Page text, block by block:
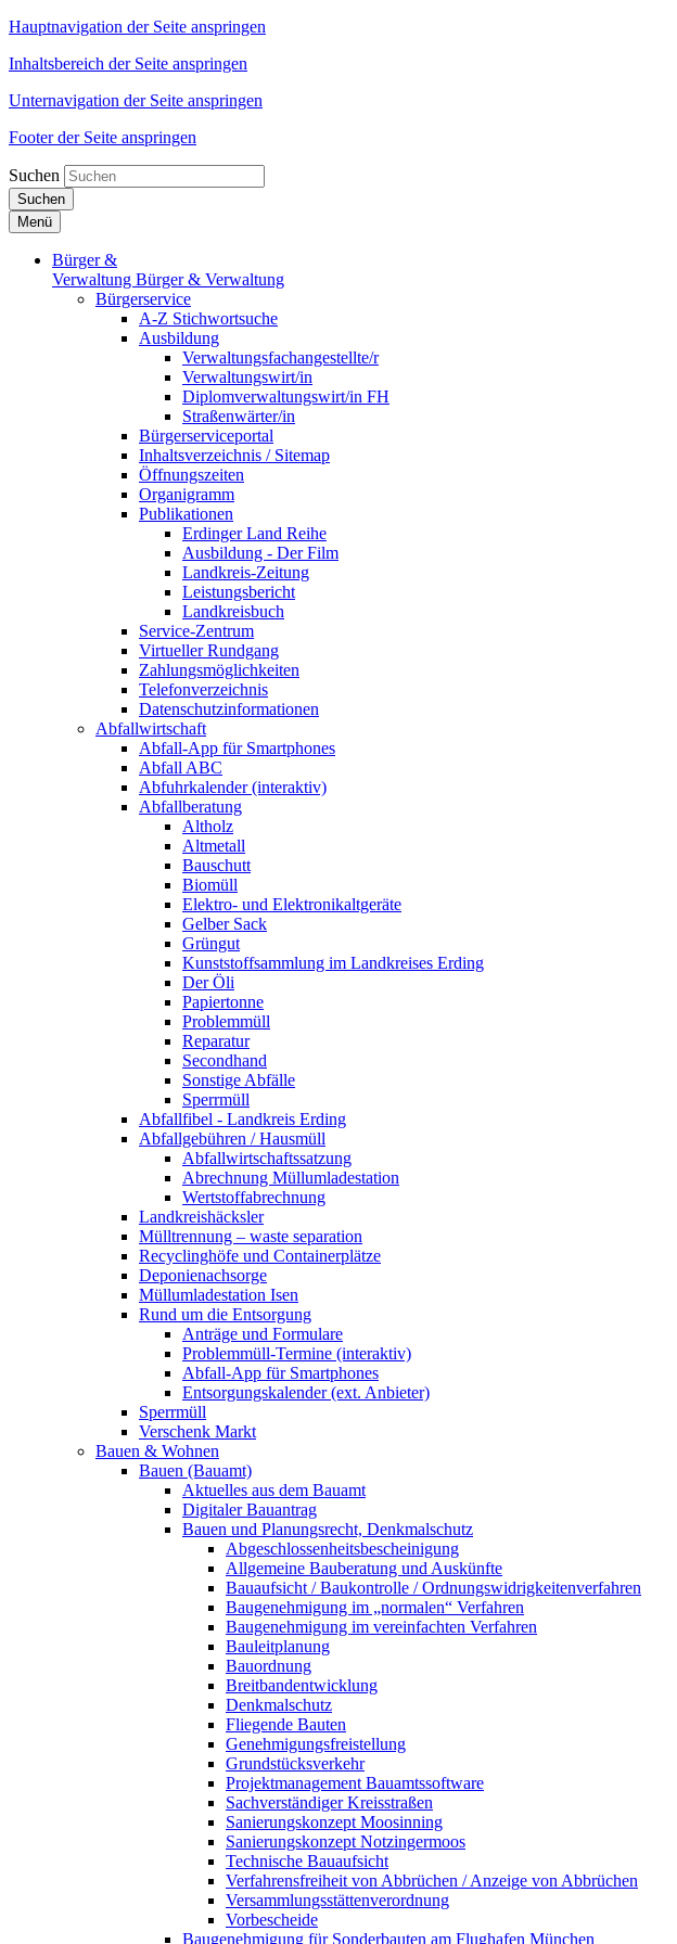
Hauptnavigation der Seite anspringen
Inhaltsbereich der Seite anspringen
Unternavigation der Seite anspringen
Footer der Seite anspringen
Suchen
Suchen
Menü
Bürger &
Verwaltung Bürger & Verwaltung
Bürgerservice
A-Z Stichwortsuche
Ausbildung
Verwaltungsfachangestellte/r
Verwaltungswirt/in
Diplomverwaltungswirt/in FH
Straßenwärter/in
Bürgerserviceportal
Inhaltsverzeichnis / Sitemap
Öffnungszeiten
Organigramm
Publikationen
Erdinger Land Reihe
Ausbildung - Der Film
Landkreis-Zeitung
Leistungsbericht
Landkreisbuch
Service-Zentrum
Virtueller Rundgang
Zahlungsmöglichkeiten
Telefonverzeichnis
Datenschutzinformationen
Abfallwirtschaft
Abfall-App für Smartphones
Abfall ABC
Abfuhrkalender (interaktiv)
Abfallberatung
Altholz
Altmetall
Bauschutt
Biomüll
Elektro- und Elektronikaltgeräte
Gelber Sack
Grüngut
Kunststoffsammlung im Landkreises Erding
Der Öli
Papiertonne
Problemmüll
Reparatur
Secondhand
Sonstige Abfälle
Sperrmüll
Abfallfibel - Landkreis Erding
Abfallgebühren / Hausmüll
Abfallwirtschaftssatzung
Abrechnung Müllumladestation
Wertstoffabrechnung
Landkreishäcksler
Mülltrennung – waste separation
Recyclinghöfe und Containerplätze
Deponienachsorge
Müllumladestation Isen
Rund um die Entsorgung
Anträge und Formulare
Problemmüll-Termine (interaktiv)
Abfall-App für Smartphones
Entsorgungskalender (ext. Anbieter)
Sperrmüll
Verschenk Markt
Bauen & Wohnen
Bauen (Bauamt)
Aktuelles aus dem Bauamt
Digitaler Bauantrag
Bauen und Planungsrecht, Denkmalschutz
Abgeschlossenheitsbescheinigung
Allgemeine Bauberatung und Auskünfte
Bauaufsicht / Baukontrolle / Ordnungswidrigkeitenverfahren
Baugenehmigung im „normalen“ Verfahren
Baugenehmigung im vereinfachten Verfahren
Bauleitplanung
Bauordnung
Breitbandentwicklung
Denkmalschutz
Fliegende Bauten
Genehmigungsfreistellung
Grundstücksverkehr
Projektmanagement Bauamtssoftware
Sachverständiger Kreisstraßen
Sanierungskonzept Moosinning
Sanierungskonzept Notzingermoos
Technische Bauaufsicht
Verfahrensfreiheit von Abbrüchen / Anzeige von Abbrüchen
Versammlungsstättenverordnung
Vorbescheide
Baugenehmigung für Sonderbauten am Flughafen München